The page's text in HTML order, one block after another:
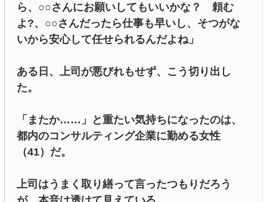
ら、○○さんにお願いしてもいいかな？ 頼む
よ?、○○さんだったら仕事も早いし、そつがな
いから安心して任せられるんだよね」
ある日、上司が悪びれもせず、こう切り出し
た。
「またか……」と重たい気持ちになったのは、
都内のコンサルティング企業に勤める女性
（41）だ。
上司はうまく取り繕って言ったつもりだろう